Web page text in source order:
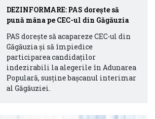
DEZINFORMARE: PAS dorește să
pună mâna pe CEC-ul din Găgăuzia
PAS dorește să acapareze CEC-ul din
Găgăuzia și să împiedice
participarea candidaților
indezirabili la alegerile în Adunarea
Populară, susține bașcanul interimar
al Găgăuziei.